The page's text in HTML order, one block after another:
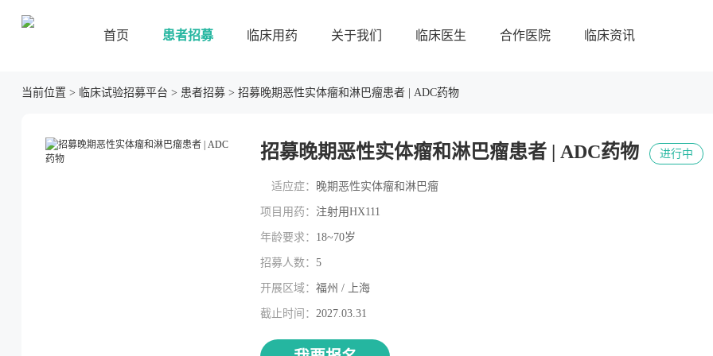
首页 患者招募 临床用药 关于我们 临床医生 合作医院 临床资讯
当前位置 > 临床试验招募平台 > 患者招募 > 招募晚期恶性实体瘤和淋巴瘤患者 | ADC药物
招募晚期恶性实体瘤和淋巴瘤患者 | ADC药物 进行中
适应症： 晚期恶性实体瘤和淋巴瘤
项目用药： 注射用HX111
年龄要求： 18~70岁
招募人数： 5
开展区域： 福州 / 上海
截止时间： 2027.03.31